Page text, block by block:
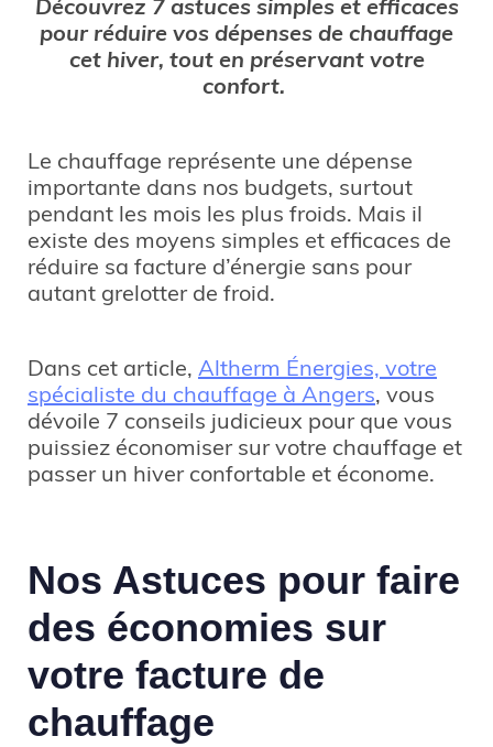
Découvrez 7 astuces simples et efficaces
pour réduire vos dépenses de chauffage
cet hiver, tout en préservant votre
confort.
Le chauffage représente une dépense
importante dans nos budgets, surtout
pendant les mois les plus froids. Mais il
existe des moyens simples et efficaces de
réduire sa facture d’énergie sans pour
autant grelotter de froid.
Dans cet article, Altherm Énergies, votre
spécialiste du chauffage à Angers, vous
dévoile 7 conseils judicieux pour que vous
puissiez économiser sur votre chauffage et
passer un hiver confortable et économe.
Nos Astuces pour faire
des économies sur
votre facture de
chauffage